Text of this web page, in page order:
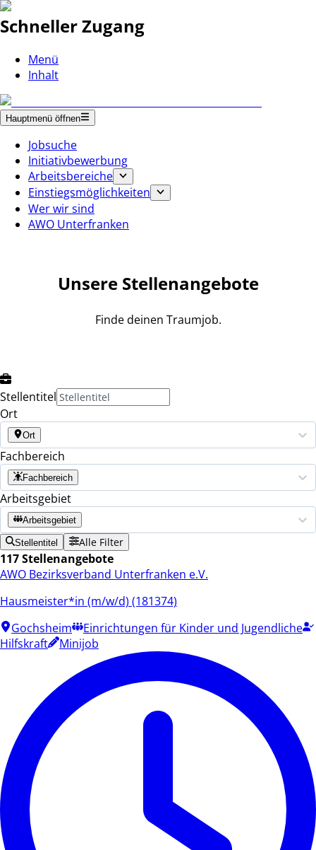
Schneller Zugang
Menü
Inhalt
Hauptmenü öffnen
Jobsuche
Initiativbewerbung
Arbeitsbereiche
Einstiegsmöglichkeiten
Wer wir sind
AWO Unterfranken
Unsere Stellenangebote
Finde deinen Traumjob.
Stellentitel
Ort
Ort
Fachbereich
Fachbereich
Arbeitsgebiet
Arbeitsgebiet
Stellentitel Alle Filter
117 Stellenangebote
AWO Bezirksverband Unterfranken e.V.
Hausmeister*in (m/w/d) (181374)
Gochsheim
Einrichtungen für Kinder und Jugendliche
Hilfskraft
Minijob